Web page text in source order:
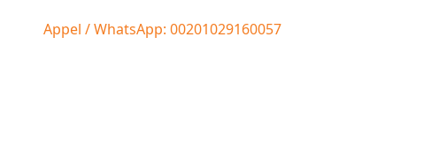
Appel / WhatsApp: 00201029160057